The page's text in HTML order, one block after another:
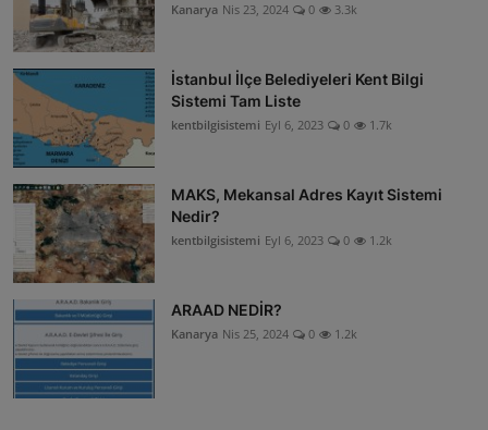
Kanarya Nis 23, 2024 0 3.3k
İstanbul İlçe Belediyeleri Kent Bilgi
Sistemi Tam Liste
kentbilgisistemi Eyl 6, 2023 0 1.7k
MAKS, Mekansal Adres Kayıt Sistemi
Nedir?
kentbilgisistemi Eyl 6, 2023 0 1.2k
ARAAD NEDİR?
Kanarya Nis 25, 2024 0 1.2k